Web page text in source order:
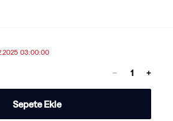
03:00:00
Sepete Ekle